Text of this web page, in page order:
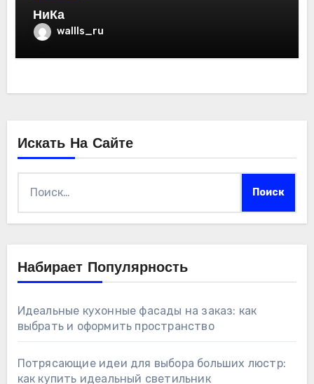
НиКа
wallls_ru
Искать На Сайте
Набирает Популярность
Идеальные кухонные фасады на заказ: как
выбрать и оформить пространство
Потрясающие идеи для выбора больших люстр:
как купить идеальный светильник